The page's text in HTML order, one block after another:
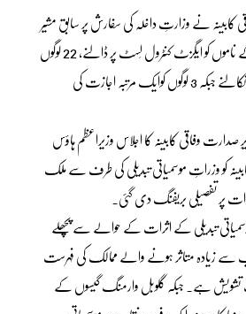
کابینہ نے وزارتِ داخلہ کی سفارش پر سابق مشیر
شہزاد اکبر سمیت 10 افراد کے ناموں کو ایگزٹ کنٹرول لِسٹ پر ڈالنے، 22 لوگوں
کے نام ای سی ایل سے نکالنے جبکہ 3 لوگوں کوایک مرتبہ اجازت کی
وفاقی کابینہ کا اجلاس وزیراعظم ہاؤس
کو وزراتِ موسمیاتی تبدیلی کی طرف سے ملک
پر تفصیلی بریفنگ دی گئی۔
موسمیاتی تبدیلی کے اثرات کے حوالے سے پچھلے
سے زیادہ متاثر ہونے والے ممالک کی فہرست
ہے۔ جبکہ گلوبل وارمنگ گیسوں کے